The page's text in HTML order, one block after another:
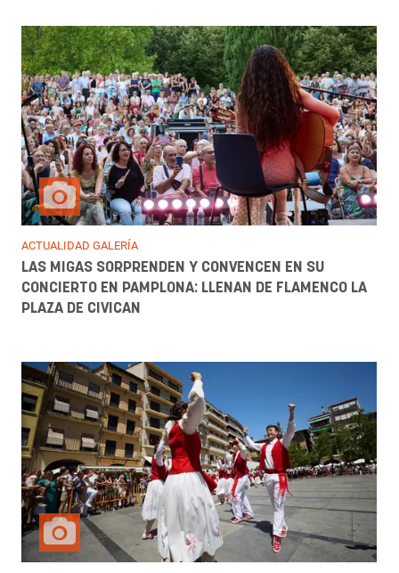
ACTUALIDAD GALERÍA
LAS MIGAS SORPRENDEN Y CONVENCEN EN SU
CONCIERTO EN PAMPLONA: LLENAN DE FLAMENCO LA
PLAZA DE CIVICAN